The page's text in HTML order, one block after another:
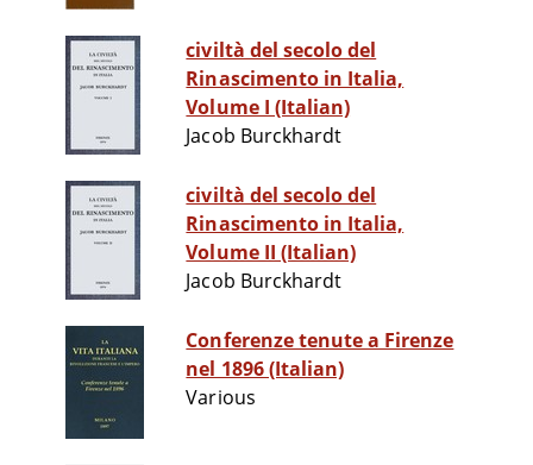
civiltà del secolo del
Rinascimento in Italia,
Volume I (Italian)
Jacob Burckhardt
civiltà del secolo del
Rinascimento in Italia,
Volume II (Italian)
Jacob Burckhardt
Conferenze tenute a Firenze
nel 1896 (Italian)
Various